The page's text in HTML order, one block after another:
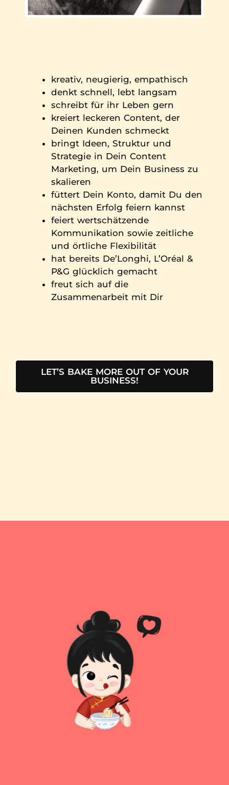
kreativ, neugierig, empathisch
denkt schnell, lebt langsam
schreibt für ihr Leben gern
kreiert leckeren Content, der
Deinen Kunden schmeckt
bringt Ideen, Struktur und
Strategie in Dein Content
Marketing, um Dein Business zu
skalieren
füttert Dein Konto, damit Du den
nächsten Erfolg feiern kannst
feiert wertschätzende
Kommunikation sowie zeitliche
und örtliche Flexibilität
hat bereits De’Longhi, L’Oréal &
P&G glücklich gemacht
freut sich auf die
Zusammenarbeit mit Dir
LET’S BAKE MORE OUT OF YOUR
BUSINESS!